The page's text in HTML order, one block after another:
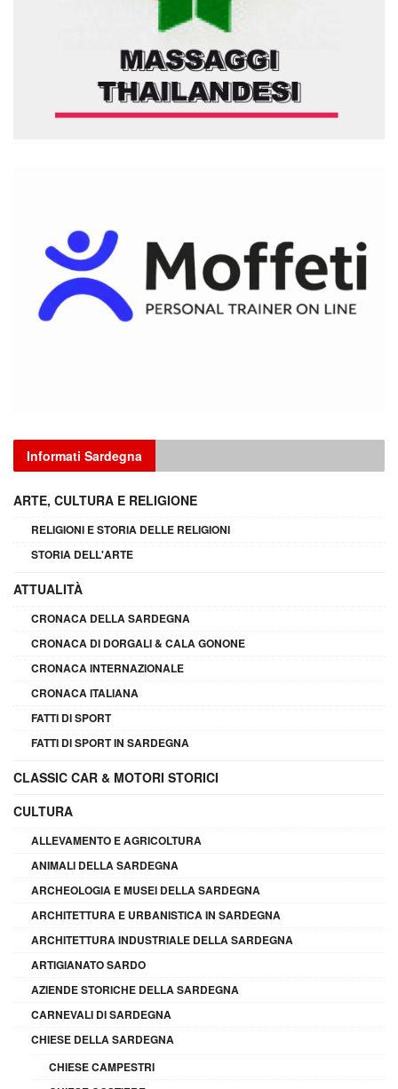
Informati Sardegna
ARTE, CULTURA E RELIGIONE
RELIGIONI E STORIA DELLE RELIGIONI
STORIA DELL'ARTE
ATTUALITÀ
CRONACA DELLA SARDEGNA
CRONACA DI DORGALI & CALA GONONE
CRONACA INTERNAZIONALE
CRONACA ITALIANA
FATTI DI SPORT
FATTI DI SPORT IN SARDEGNA
CLASSIC CAR & MOTORI STORICI
CULTURA
ALLEVAMENTO E AGRICOLTURA
ANIMALI DELLA SARDEGNA
ARCHEOLOGIA E MUSEI DELLA SARDEGNA
ARCHITETTURA E URBANISTICA IN SARDEGNA
ARCHITETTURA INDUSTRIALE DELLA SARDEGNA
ARTIGIANATO SARDO
AZIENDE STORICHE DELLA SARDEGNA
CARNEVALI DI SARDEGNA
CHIESE DELLA SARDEGNA
CHIESE CAMPESTRI